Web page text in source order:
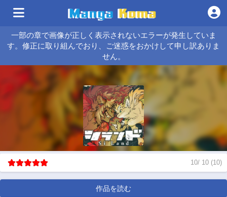
一部の章で画像が正しく表示されないエラーが発生していま
す。修正に取り組んでおり、ご迷惑をおかけして申し訳ありま
せん。
10/ 10 (10)
作品を読む